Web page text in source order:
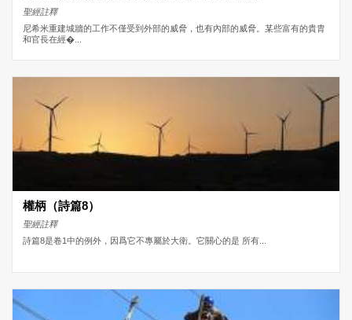
聖經註釋
尼希米重建城牆的工作不僅受到外部的威脅，也有內部的威脅。某些富有的貴胄
和官長在經�...
權柄（詩篇8）
聖經註釋
詩篇8是卷1中的例外，因爲它不專屬於大衛。它關心的是 所有...